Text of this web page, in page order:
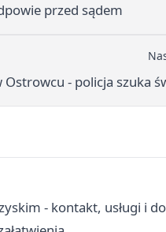
przed sądem
Ostrowcu - policja szuka
- kontakt, usługi i